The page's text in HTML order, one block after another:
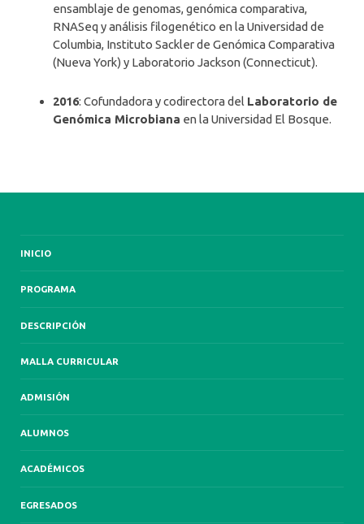
ensamblaje de genomas, genómica comparativa,
RNASeq y análisis filogenético en la Universidad de
Columbia, Instituto Sackler de Genómica Comparativa
(Nueva York) y Laboratorio Jackson (Connecticut).
2016: Cofundadora y codirectora del Laboratorio de
Genómica Microbiana en la Universidad El Bosque.
INICIO
PROGRAMA
DESCRIPCIÓN
MALLA CURRICULAR
ADMISIÓN
ALUMNOS
ACADÉMICOS
EGRESADOS